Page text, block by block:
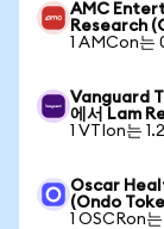
AMC
Research
1 AMCon는
Vanguard
에서 Lam
1 VTIon는
Oscar
(Ondo
1 OSCRon